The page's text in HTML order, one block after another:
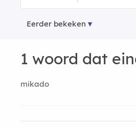
Eerder bekeken
1 woord dat
mikado